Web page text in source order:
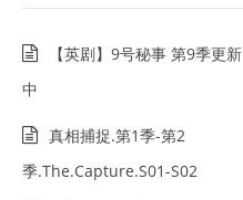
【英剧】9号秘事 第9季更新
中
真相捕捉.第1季-第2
季.The.Capture.S01-S02